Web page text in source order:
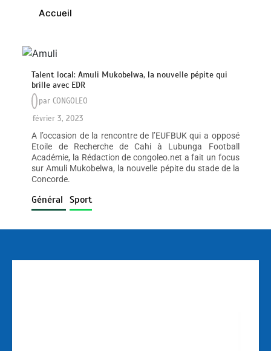
Accueil
Talent local: Amuli Mukobelwa, la nouvelle pépite qui
brille avec EDR
parCONGOLEO
février 3, 2023
A l’occasion de la rencontre de l’EUFBUK qui a opposé
Etoile de Recherche de Cahi à Lubunga Football
Académie, la Rédaction de congoleo.net a fait un focus
sur Amuli Mukobelwa, la nouvelle pépite du stade de la
Concorde.
Général Sport